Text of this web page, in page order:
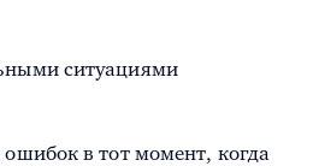
ситуациями
в тот момент, когда